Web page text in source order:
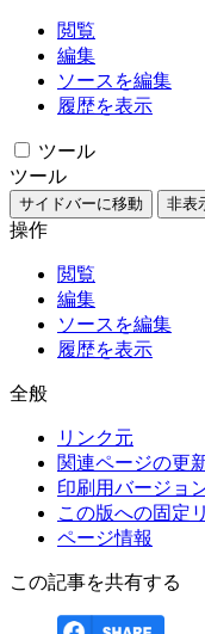
閲覧
編集
ソースを編集
履歴を表示
ツール
ツール
サイドバーに移動 非表
操作
閲覧
編集
ソースを編集
履歴を表示
全般
リンク元
関連ページの更
印刷用バージョ
この版への固定
ページ情報
この記事を共有する